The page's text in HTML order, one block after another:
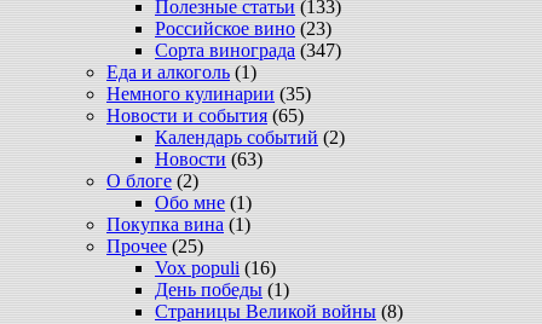
Полезные статьи (133)
Российское вино (23)
Сорта винограда (347)
Еда и алкоголь (1)
Немного кулинарии (35)
Новости и события (65)
Календарь событий (2)
Новости (63)
О блоге (2)
Обо мне (1)
Покупка вина (1)
Прочее (25)
Vox populi (16)
День победы (1)
Страницы Великой войны (8)